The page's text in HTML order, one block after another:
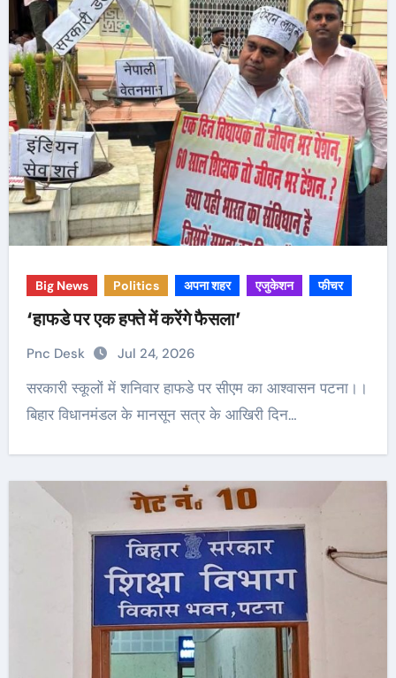
Big News Politics अपना शहर एजुकेशन फीचर
‘हाफडे पर एक हफ्ते में करेंगे फैसला’
Pnc Desk Jul 24, 2026
सरकारी स्कूलों में शनिवार हाफडे पर सीएम का आश्वासन पटना।।
बिहार विधानमंडल के मानसून सत्र के आखिरी दिन…